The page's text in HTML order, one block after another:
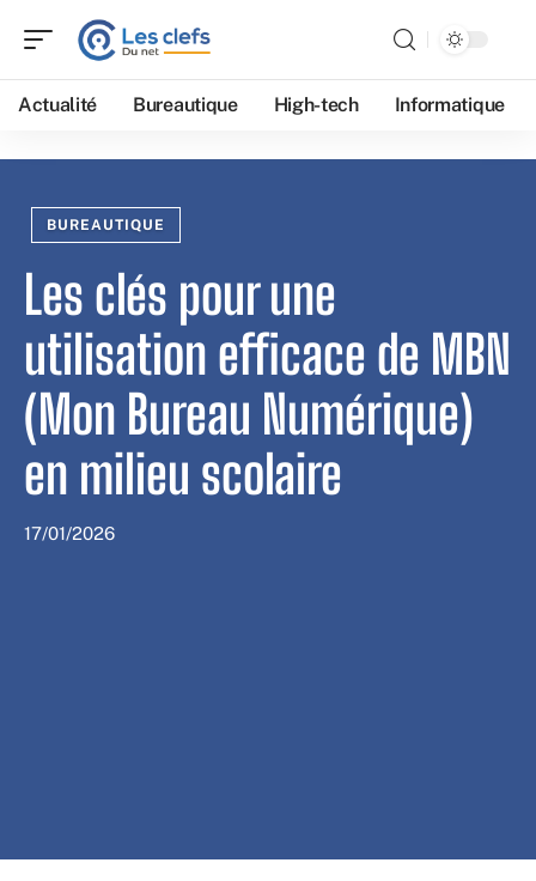
Actualité Bureautique High-tech Informatique
BUREAUTIQUE
Les clés pour une
utilisation efficace de MBN
(Mon Bureau Numérique)
en milieu scolaire
17/01/2026